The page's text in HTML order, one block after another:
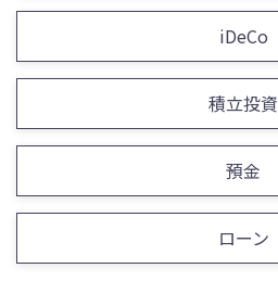
iDeCo
積立投資
預金
ローン